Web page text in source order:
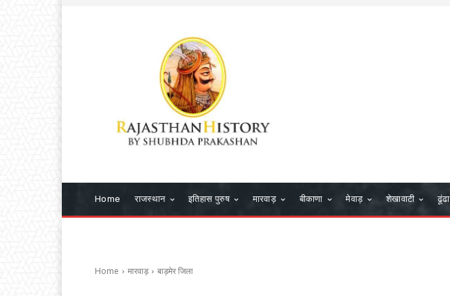
Home राजस्थान इतिहास पुरुष मारवाड़ बीकाणा मेवाड़ शेखावाटी
Home मारवाड़ बाड़मेर जिला